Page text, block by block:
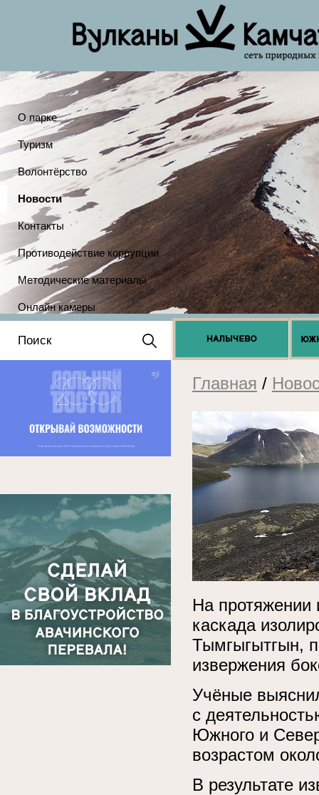
О парке
Туризм
Волонтёрство
Новости
Контакты
Противодействие коррупции
Методические материалы
Онлайн камеры
Положение о выдаче
разрешений 2025
Главная /
На протяжении
каскада
Тымгыгытгын,
извержения
Учёные
с
Южного и
возрастом
В результате